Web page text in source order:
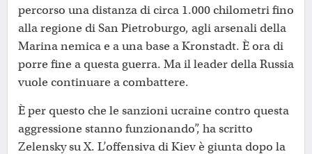
percorso una distanza di circa 1.000 chilometri fino
alla regione di San Pietroburgo, agli arsenali della
Marina nemica e a una base a Kronstadt. È ora di
porre fine a questa guerra. Ma il leader della Russia
vuole continuare a combattere.
È per questo che le sanzioni ucraine contro questa
aggressione stanno funzionando”, ha scritto
Zelensky su X. L’offensiva di Kiev è giunta dopo la